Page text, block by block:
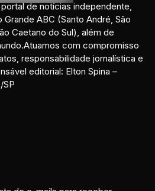
de notícias independente,
ABC (Santo André, São
Caetano do Sul), além de
com compromisso
responsabilidade jornalística e
editorial: Elton Spina –
SP